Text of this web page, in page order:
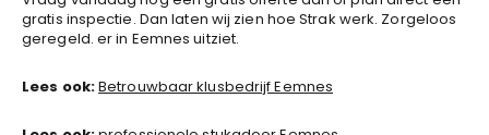
gratis inspectie. Dan laten wij zien hoe Strak werk. Zorgeloos
geregeld. er in Eemnes uitziet.
Lees ook:Betrouwbaar klusbedrijf Eemnes